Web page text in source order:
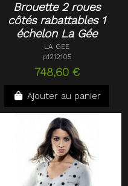
Brouette 2 roues
côtés rabattables 1
échelon La Gée
LA GEE
p1212105
748,60 €
Ajouter au panier